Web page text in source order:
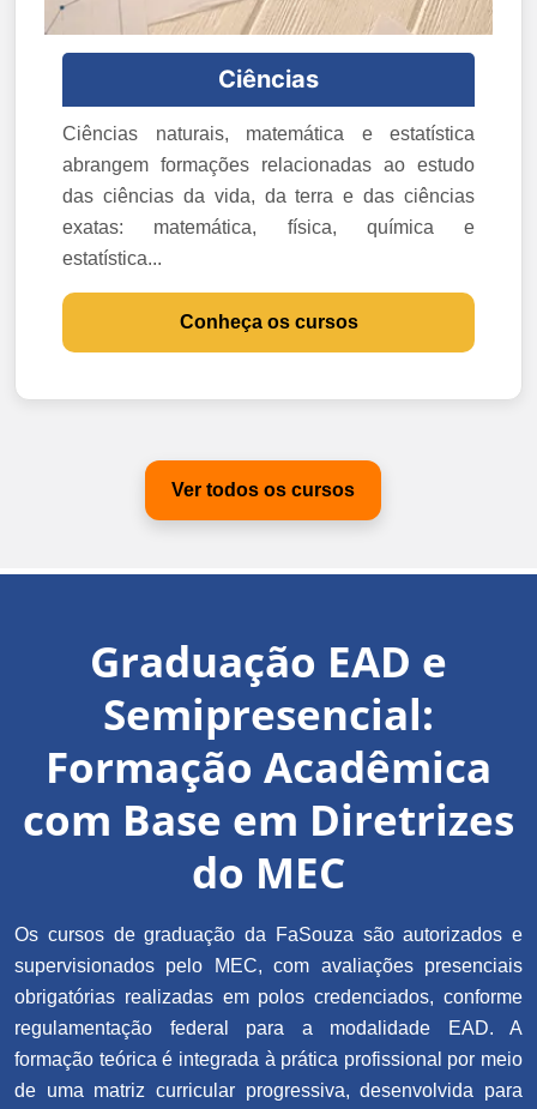
Ciências
Ciências naturais, matemática e estatística
abrangem formações relacionadas ao estudo
das ciências da vida, da terra e das ciências
exatas: matemática, física, química e
estatística...
Conheça os cursos
Ver todos os cursos
Graduação EAD e
Semipresencial:
Formação Acadêmica
com Base em Diretrizes
do MEC
Os cursos de graduação da FaSouza são autorizados e
supervisionados pelo MEC, com avaliações presenciais
obrigatórias realizadas em polos credenciados, conforme
regulamentação federal para a modalidade EAD. A
formação teórica é integrada à prática profissional por meio
de uma matriz curricular progressiva, desenvolvida para